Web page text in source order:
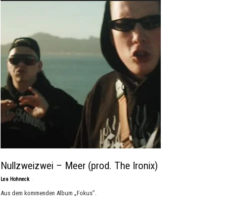
Nullzweizwei – Meer (prod. The Ironix)
Lea Hohneck -
Aus dem kommenden Album „Fokus”.